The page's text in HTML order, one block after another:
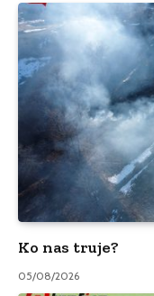
Ko nas truje?
05/08/2026